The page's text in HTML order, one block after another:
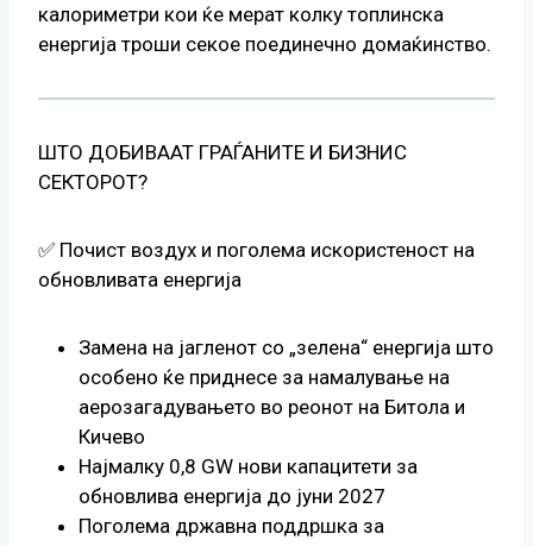
калориметри кои ќе мерат колку топлинска
енергија троши секое поединечно домаќинство.
ШТО ДОБИВААТ ГРАЃАНИТЕ И БИЗНИС
СЕКТОРОТ?
✅ Почист воздух и поголема искористеност на
обновливата енергија
Замена на јагленот со „зелена“ енергија што
особено ќе приднесе за намалување на
аерозагадувањето во реонот на Битола и
Кичево
Најмалку 0,8 GW нови капацитети за
обновлива енергија до јуни 2027
Поголема државна поддршка за